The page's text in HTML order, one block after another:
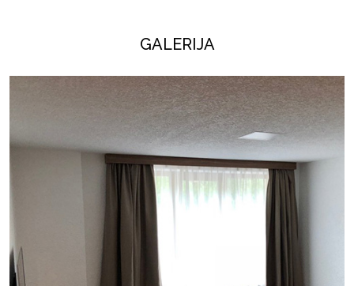
GALERIJA